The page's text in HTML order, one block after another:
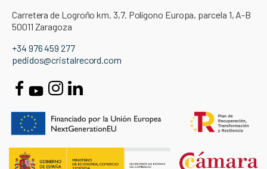
Carretera de Logroño km. 3,7. Polígono Europa, parcela 1, A-B
50011 Zaragoza
+34 976 459 277
pedidos@cristalrecord.com